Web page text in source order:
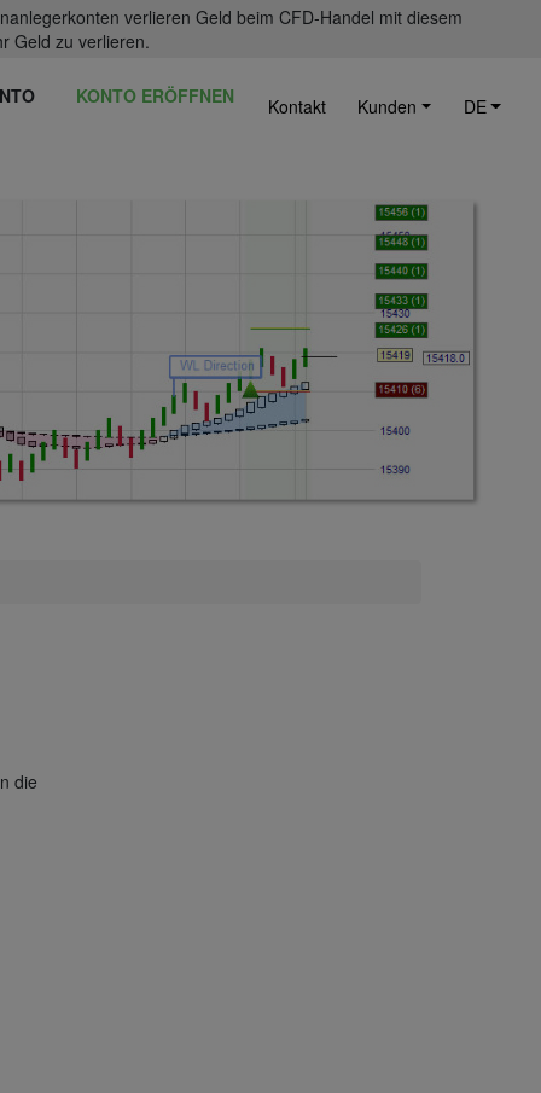
verlieren Geld beim CFD-Handel mit diesem
Geld zu verlieren.
KONTO ERÖFFNEN Kontakt Kunden DE
die